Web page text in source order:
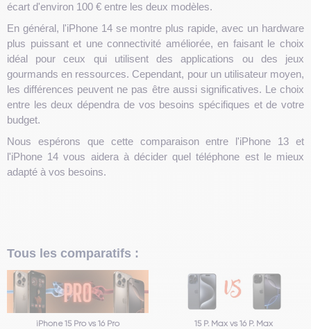
écart d'environ 100 € entre les deux modèles.
En général, l'iPhone 14 se montre plus rapide, avec un hardware
plus puissant et une connectivité améliorée, en faisant le choix
idéal pour ceux qui utilisent des applications ou des jeux
gourmands en ressources. Cependant, pour un utilisateur moyen,
les différences peuvent ne pas être aussi significatives. Le choix
entre les deux dépendra de vos besoins spécifiques et de votre
budget.
Nous espérons que cette comparaison entre l'iPhone 13 et
l'iPhone 14 vous aidera à décider quel téléphone est le mieux
adapté à vos besoins.
Tous les comparatifs :
iPhone 15 Pro vs 16 Pro 15 P. Max vs 16 P. Max